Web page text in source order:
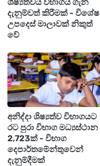
ශිෂ්‍යත්වය විභාගය ගැන
දැනුම්වත් කිරීමක් - විශේෂ
උපදෙස් මාලාවක් නිකුත්
වේ
අනිද්දා ශිෂ්‍යත්ව විභාගයට
රට පුරා විභාග මධ්‍යස්ථාන
2,723ක් - විභාග
දෙපාර්තමේන්තුවෙන්
දැනුම්දීමක්